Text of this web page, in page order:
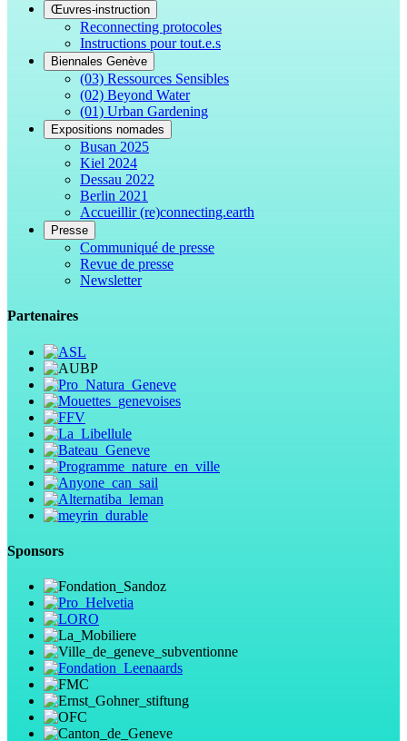
Œuvres-instruction
Reconnecting protocoles
Instructions pour tout.e.s
Biennales Genève
(03) Ressources Sensibles
(02) Beyond Water
(01) Urban Gardening
Expositions nomades
Busan 2025
Kiel 2024
Dessau 2022
Berlin 2021
Accueillir (re)connecting.earth
Presse
Communiqué de presse
Revue de presse
Newsletter
Partenaires
Sponsors